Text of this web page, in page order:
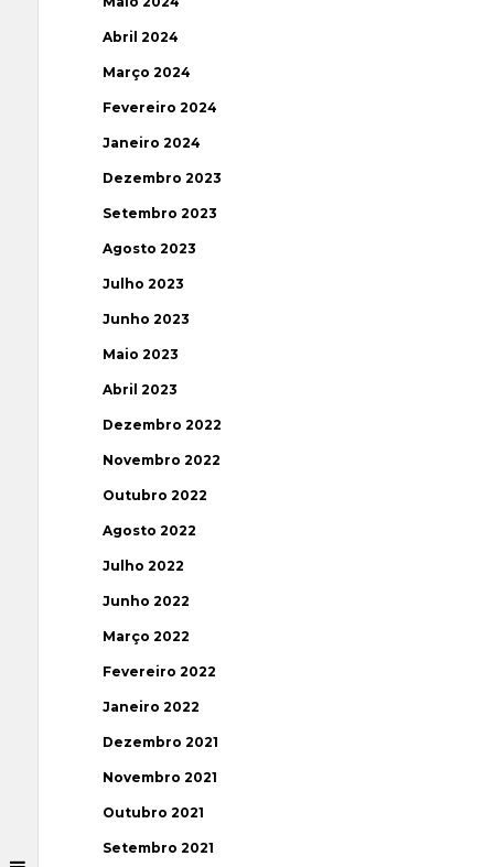
Abril 2024
Março 2024
Fevereiro 2024
Janeiro 2024
Dezembro 2023
Setembro 2023
Agosto 2023
Julho 2023
Junho 2023
Maio 2023
Abril 2023
Dezembro 2022
Novembro 2022
Outubro 2022
Agosto 2022
Julho 2022
Junho 2022
Março 2022
Fevereiro 2022
Janeiro 2022
Dezembro 2021
Novembro 2021
Outubro 2021
Setembro 2021